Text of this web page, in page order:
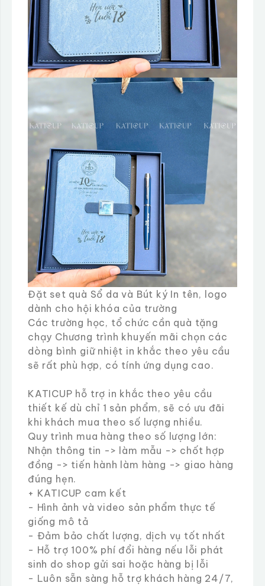
Đặt set quà Sổ da và Bút ký In tên, logo
dành cho hội khóa của trường
Các trường học, tổ chức cần quà tặng
chạy Chương trình khuyến mãi chọn các
dòng bình giữ nhiệt in khắc theo yêu cầu
sẽ rất phù hợp, có tính ứng dụng cao.
KATICUP hỗ trợ in khắc theo yêu cầu
thiết kế dù chỉ 1 sản phẩm, sẽ có ưu đãi
khi khách mua theo số lượng nhiều.
Quy trình mua hàng theo số lượng lớn:
Nhận thông tin -> làm mẫu -> chốt hợp
đồng -> tiến hành làm hàng -> giao hàng
đúng hẹn.
+ KATICUP cam kết
- Hình ảnh và video sản phẩm thực tế
giống mô tả
- Đảm bảo chất lượng, dịch vụ tốt nhất
- Hỗ trợ 100% phí đổi hàng nếu lỗi phát
sinh do shop gửi sai hoặc hàng bị lỗi
- Luôn sẵn sàng hỗ trợ khách hàng 24/7,